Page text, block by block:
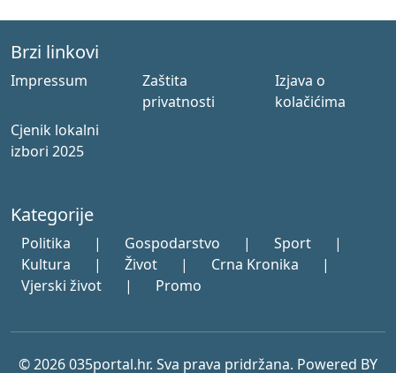
Brzi linkovi
Impressum
Zaštita
privatnosti
Izjava o
kolačićima
Cjenik lokalni
izbori 2025
Kategorije
Politika | Gospodarstvo | Sport
|
Kultura
| Život | Crna Kronika
|
Vjerski život
| Promo
© 2026 035portal.hr. Sva prava pridržana. Powered BY